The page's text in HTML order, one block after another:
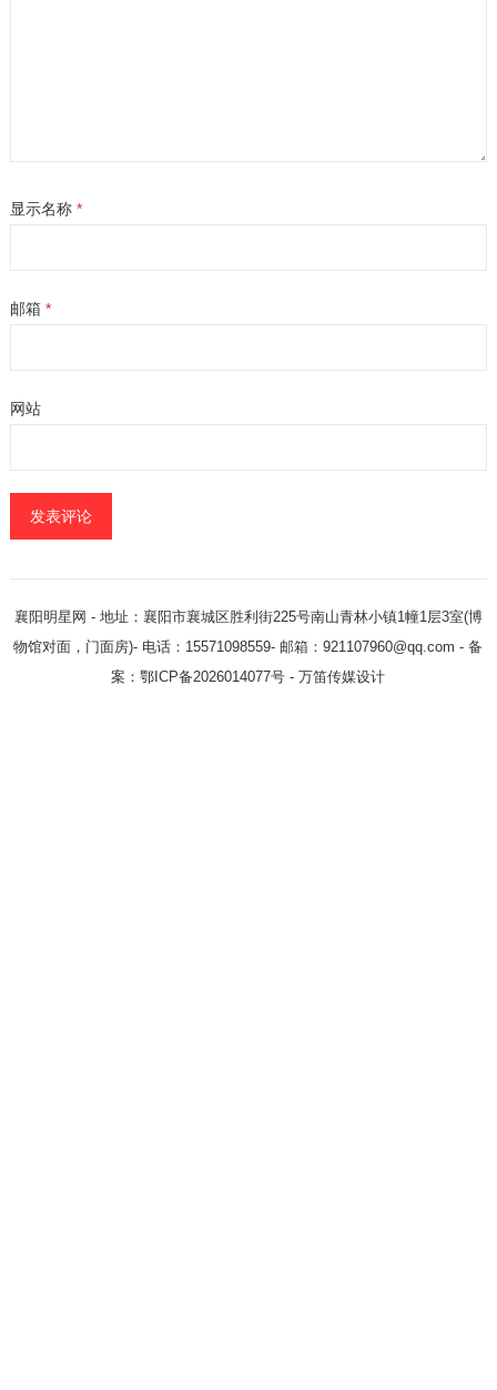
显示名称 *
邮箱 *
网站
襄阳明星网 - 地址：襄阳市襄城区胜利街225号南山青林小镇1幢1层3室(博
物馆对面，门面房)- 电话：15571098559- 邮箱：921107960@qq.com - 备
案：鄂ICP备2026014077号 -万笛传媒设计